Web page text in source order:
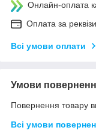
Онлайн-оплата
Оплата за
Всі умови оплати
Умови
Повернення товару
Всі умови